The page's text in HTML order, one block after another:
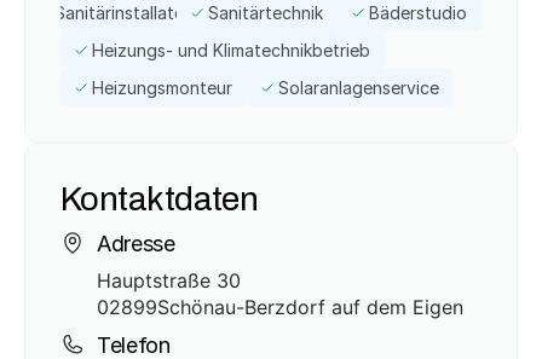
Sanitärinstallateur Sanitärtechnik
Bäderstudio
Heizungs- und Klimatechnikbetrieb
Heizungsmonteur
Solaranlagenservice
Kontaktdaten
Adresse
Hauptstraße 30
02899Schönau-Berzdorf auf dem Eigen
Telefon